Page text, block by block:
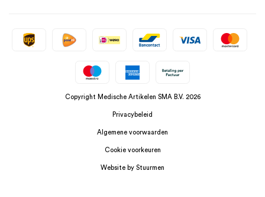
Copyright Medische Artikelen SMA B.V. 2026
Privacybeleid
Algemene voorwaarden
Cookie voorkeuren
Website by Stuurmen